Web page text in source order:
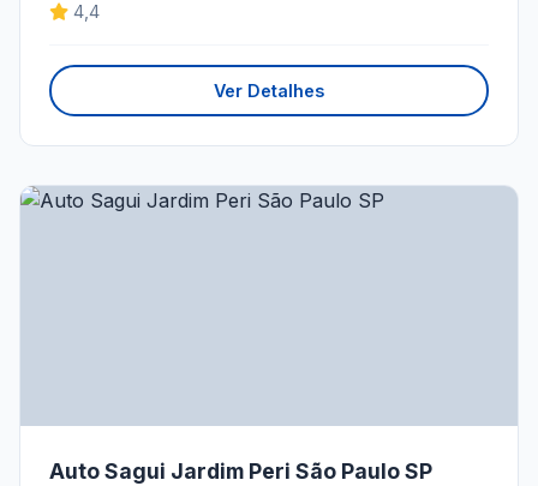
4,4
Ver Detalhes
Auto Sagui Jardim Peri São Paulo SP